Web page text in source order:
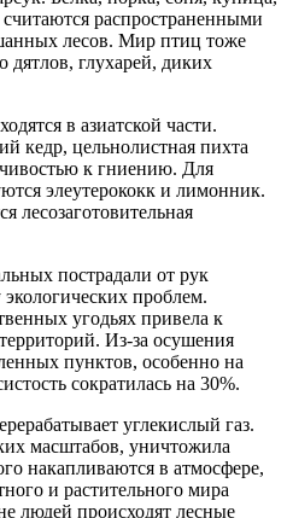
распространенными
лесов. Мир птиц тоже
дятлов, глухарей, диких
в азиатской части.
кедр, цельнолистная пихта
к гниению. Для
элеутерококк и лимонник.
лесозаготовительная
пострадали от рук
проблем.
угодьях привела к
Из-за осушения
пунктов, особенно на
сократилась на 30%.
углекислый газ.
масштабов, уничтожила
накапливаются в атмосфере,
и растительного мира
людей происходят лесные